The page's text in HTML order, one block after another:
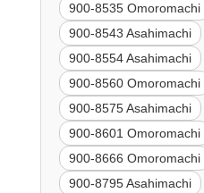
900-8535 Omoromachi
900-8543 Asahimachi
900-8554 Asahimachi
900-8560 Omoromachi
900-8575 Asahimachi
900-8601 Omoromachi
900-8666 Omoromachi
900-8795 Asahimachi